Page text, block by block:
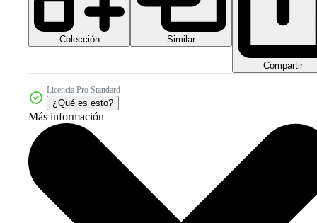
Colección Similar
Compartir
Licencia Pro Standard
¿Qué es esto?
Más información